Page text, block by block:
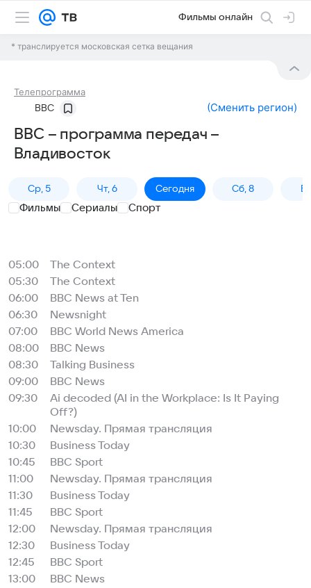
Фильмы онлайн
* транслируется московская сетка вещания
Телепрограмма
BBC (Сменить регион)
BBC – программа передач –
Владивосток
Ср, 5 Чт, 6 Сегодня Сб, 8
Фильмы Сериалы Спорт
05:00
The Context
05:30
The Context
06:00
BBC News at Ten
06:30
Newsnight
07:00
BBC World News America
08:00
BBC News
08:30
Talking Business
09:00
BBC News
09:30
Ai decoded (AI in the Workplace: Is It Paying
Off?)
10:00
Newsday. Прямая трансляция
10:30
Business Today
10:45
BBC Sport
11:00
Newsday. Прямая трансляция
11:30
Business Today
11:45
BBC Sport
12:00
Newsday. Прямая трансляция
12:30
Business Today
12:45
BBC Sport
13:00
BBC News